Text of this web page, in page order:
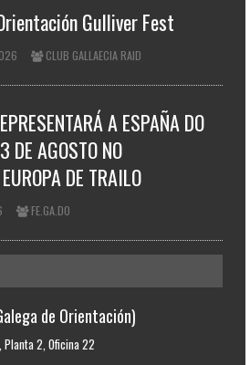
Gulliver Fest
CLUB GALLAECIA RAID
A ESPAÑA DO
DE AGOSTO NO
DE TRAILO
FE.GA.DO
de Orientación)
Planta 2, Oficina 22